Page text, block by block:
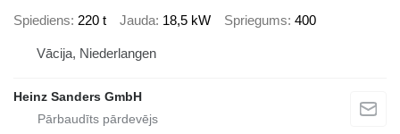
Spiediens 220 t Jauda 18,5 kW Spriegums 400
Vācija, Niederlangen
Heinz Sanders GmbH